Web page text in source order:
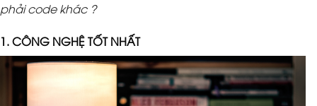
phải code khác ?
1. CÔNG NGHỆ TỐT NHẤT